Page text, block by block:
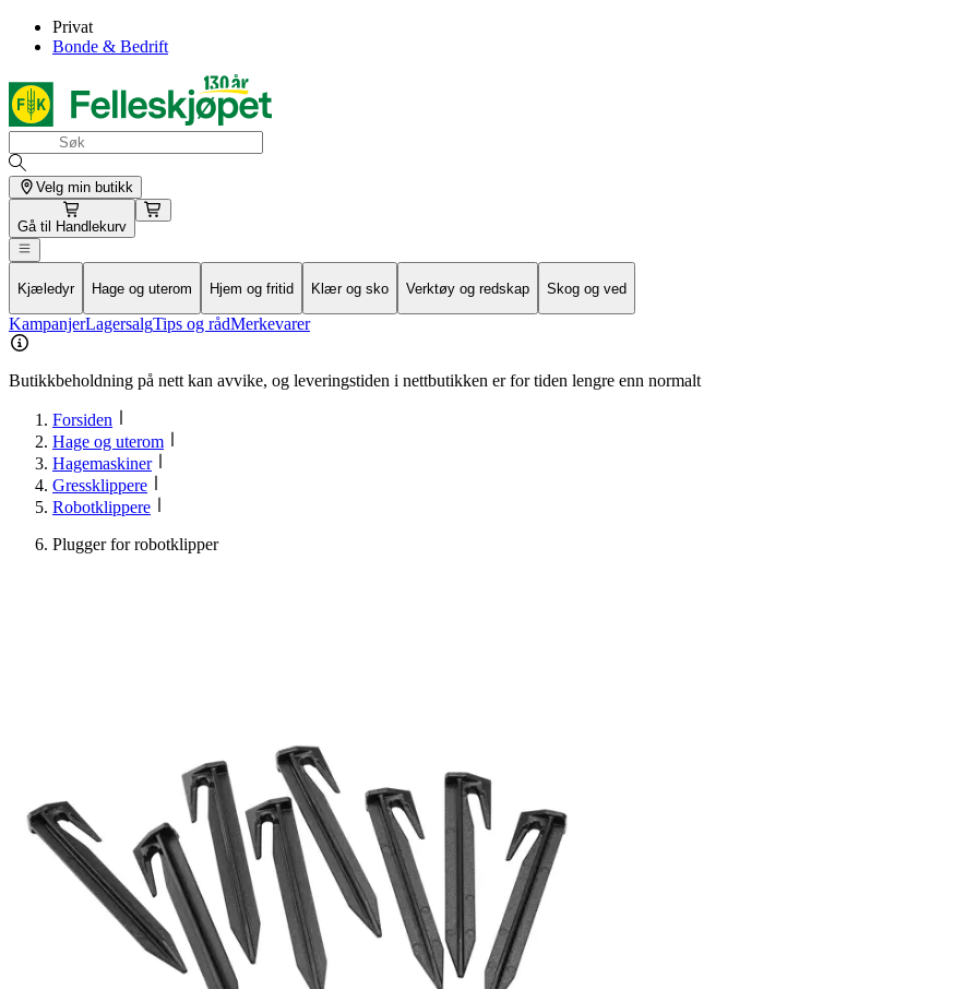
Privat
Bonde & Bedrift
Velg min butikk
Gå til Handlekurv
Kjæledyr Hage og uterom Hjem og fritid Klær og sko Verktøy og redskap Skog og ved
KampanjerLagersalgTips og rådMerkevarer
Butikkbeholdning på nett kan avvike, og leveringstiden i nettbutikken er for tiden lengre enn normalt
Forsiden
Hage og uterom
Hagemaskiner
Gressklippere
Robotklippere
Plugger for robotklipper